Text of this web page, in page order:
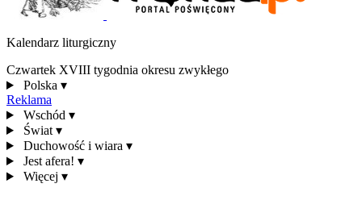
Kalendarz liturgiczny
Czwartek XVIII tygodnia okresu zwykłego
Polska ▾
Reklama
Wschód ▾
Świat ▾
Duchowość i wiara ▾
Jest afera! ▾
Więcej ▾